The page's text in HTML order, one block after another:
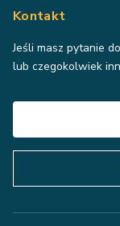
Kontakt
Jeśli masz pytanie
lub czegokolwiek